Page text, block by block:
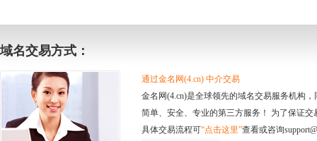
域名交易方式：
通过金名网(4.cn) 中介交易
金名网(4.cn)是全球领先的域名交易服务机构
简单、安全、专业的第三方服务！ 为了保证
具体交易流程可“点击这里”查看或咨询